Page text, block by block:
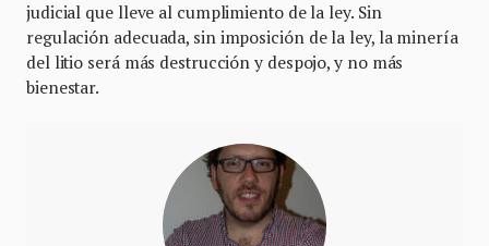
judicial que lleve al cumplimiento de la ley. Sin
regulación adecuada, sin imposición de la ley, la minería
del litio será más destrucción y despojo, y no más
bienestar.